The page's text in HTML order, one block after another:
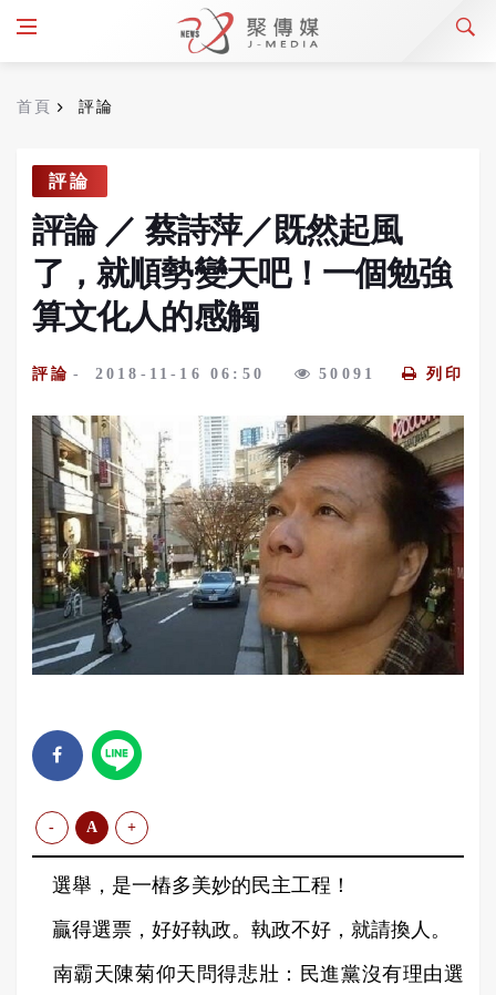
首頁 評論
評論
評論 ／ 蔡詩萍／既然起風
了，就順勢變天吧！一個勉強
算文化人的感觸
評論 2018-11-16 06:50 50091 列印
- A +
選舉，是一樁多美妙的民主工程！
贏得選票，好好執政。執政不好，就請換人。
南霸天陳菊仰天問得悲壯：民進黨沒有理由選